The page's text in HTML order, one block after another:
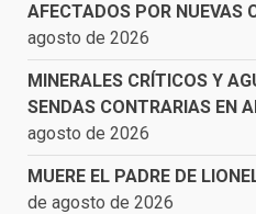
AFECTADOS POR NUEVAS
agosto de 2026
MINERALES CRÍTICOS Y
SENDAS CONTRARIAS EN
agosto de 2026
MUERE EL PADRE DE
de agosto de 2026